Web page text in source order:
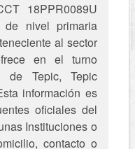
18PPR0089U
nivel primaria
al sector
en el turno
de Tepic, Tepic
información es
oficiales del
Instituciones o
contacto o